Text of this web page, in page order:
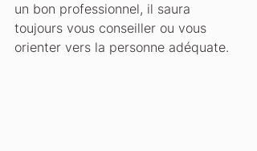
un bon professionnel, il saura
toujours vous conseiller ou vous
orienter vers la personne adéquate.